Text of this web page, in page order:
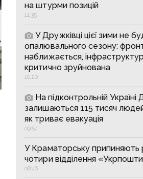
на штурми позицій
11:35
У Дружківці цієї зими не
опалювального сезону:
наближається,
критично зруйнована
10:20
На підконтрольній Україні
залишаються 115 тисяч
як триває евакуація
09:54
У Краматорську припиняють
чотири відділення
08:46